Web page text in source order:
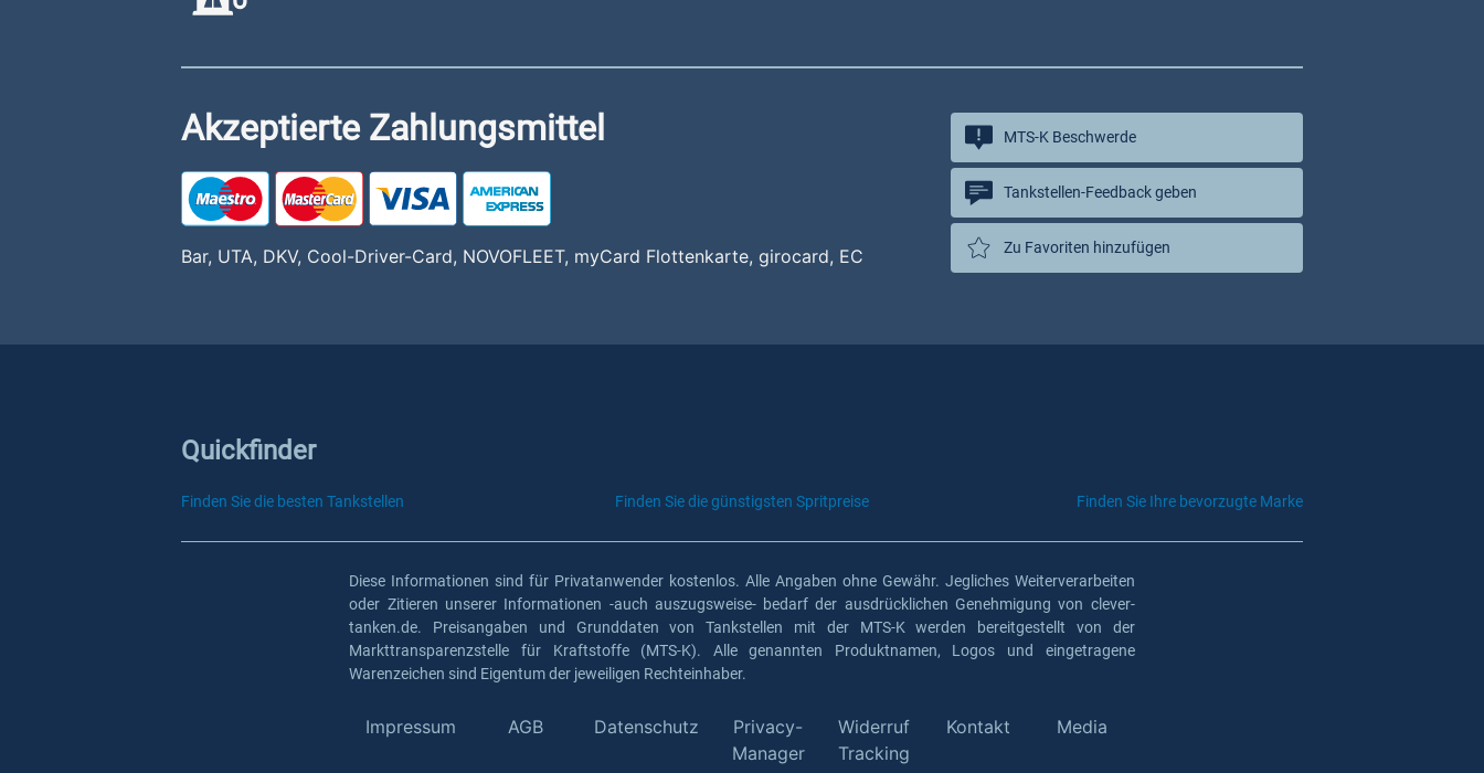
Akzeptierte Zahlungsmittel
Bar, UTA, DKV, Cool-Driver-Card, NOVOFLEET, myCard Flottenkarte, girocard, EC
MTS-K Beschwerde
Tankstellen-Feedback geben
Zu Favoriten hinzufügen
Quickfinder
Finden Sie die besten Tankstellen Finden Sie die günstigsten Spritpreise Finden Sie Ihre bevorzugte Marke
Diese Informationen sind für Privatanwender kostenlos. Alle Angaben ohne Gewähr. Jegliches Weiterverarbeiten
oder Zitieren unserer Informationen -auch auszugsweise- bedarf der ausdrücklichen Genehmigung von clever-
tanken.de. Preisangaben und Grunddaten von Tankstellen mit der MTS-K werden bereitgestellt von der
Markttransparenzstelle für Kraftstoffe (MTS-K). Alle genannten Produktnamen, Logos und eingetragene
Warenzeichen sind Eigentum der jeweiligen Rechteinhaber.
Impressum AGB Datenschutz
Privacy-
Manager
Widerruf
Tracking
Kontakt Media